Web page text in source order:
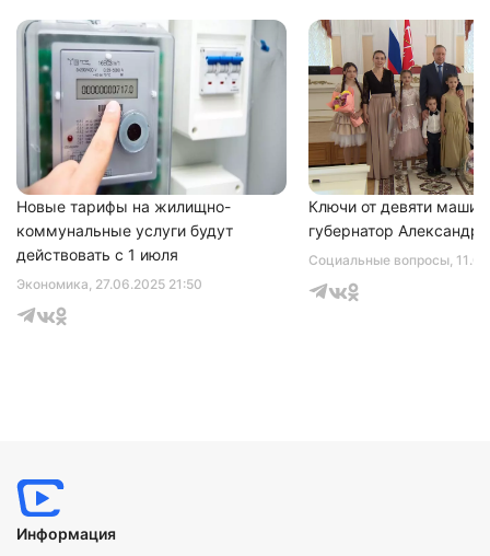
Экономика, 27.06.2025 21:50
Новые тарифы на жилищно-
коммунальные услуги будут
действовать с 1 июля
Социальные вопросы,
Ключи от девяти машин
губернатор Александр
Нажимая на кнопку "Отправить" вы
соглашаетесь с политикой конфиденциальности
Информация